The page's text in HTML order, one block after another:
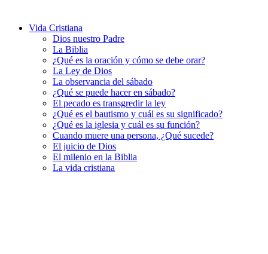
Vida Cristiana
Dios nuestro Padre
La Biblia
¿Qué es la oración y cómo se debe orar?
La Ley de Dios
La observancia del sábado
¿Qué se puede hacer en sábado?
El pecado es transgredir la ley
¿Qué es el bautismo y cuál es su significado?
¿Qué es la iglesia y cuál es su función?
Cuando muere una persona, ¿Qué sucede?
El juicio de Dios
El milenio en la Biblia
La vida cristiana